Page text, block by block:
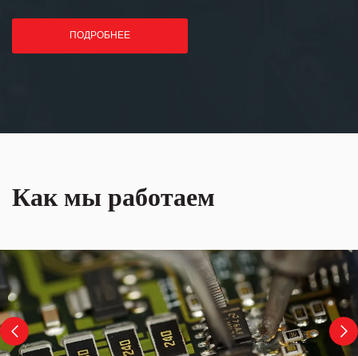
ПОДРОБНЕЕ
Как мы работаем